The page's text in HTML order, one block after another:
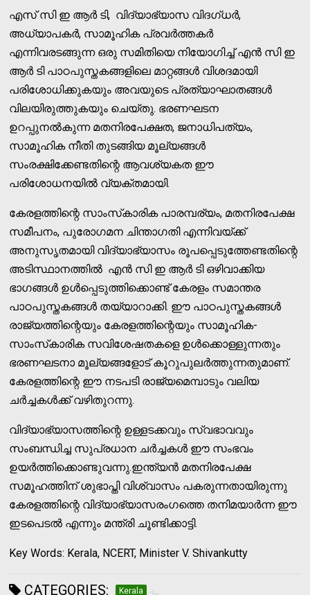
എസ് സി ഇ ആര്‍ ടി, വിദ്യാഭ്യാസ വിദഗ്ധര്‍,
അധ്യാപകര്‍, സാമൂഹിക പ്രവര്‍ത്തകര്‍
എന്നിവരടങ്ങുന്ന ഒരു സമിതിയെ നിയോഗിച്ച് എന്‍ സി ഇ
ആര്‍ ടി പാഠപുസ്തകങ്ങളിലെ മാറ്റങ്ങള്‍ വിശദമായി
പരിശോധിക്കുകയും അവയുടെ പ്രത്യാഘാതങ്ങള്‍
വിലയിരുത്തുകയും ചെയ്തു. ഭരണഘടന
ഉറപ്പുനല്‍കുന്ന മതനിരപേക്ഷത, ജനാധിപത്യം,
സാമൂഹിക നീതി തുടങ്ങിയ മൂല്യങ്ങള്‍
സംരക്ഷിക്കേണ്ടതിന്റെ ആവശ്യകത ഈ
പരിശോധനയില്‍ വ്യക്തമായി.
കേരളത്തിന്റെ സാംസ്‌കാരിക പാരമ്പര്യം, മതനിരപേക്ഷ
സമീപനം, പുരോഗമന ചിന്താഗതി എന്നിവയ്ക്ക്
അനുസൃതമായി വിദ്യാഭ്യാസം രൂപപ്പെടുത്തേണ്ടതിന്റെ
അടിസ്ഥാനത്തില്‍ എന്‍ സി ഇ ആര്‍ ടി ഒഴിവാക്കിയ
ഭാഗങ്ങള്‍ ഉള്‍പ്പെടുത്തിക്കൊണ്ട് കേരളം സമാന്തര
പാഠപുസ്തകങ്ങള്‍ തയ്യാറാക്കി. ഈ പാഠപുസ്തകങ്ങള്‍
രാജ്യത്തിന്റെയും കേരളത്തിന്റെയും സാമൂഹിക-
സാംസ്‌കാരിക സവിശേഷതകളെ ഉള്‍ക്കൊള്ളുന്നതും
ഭരണഘടനാ മൂല്യങ്ങളോട് കൂറുപുലര്‍ത്തുന്നതുമാണ്.
കേരളത്തിന്റെ ഈ നടപടി രാജ്യമെമ്പാടും വലിയ
ചര്‍ച്ചകള്‍ക്ക് വഴിതുറന്നു.
വിദ്യാഭ്യാസത്തിന്റെ ഉള്ളടക്കവും സ്വഭാവവും
സംബന്ധിച്ച സുപ്രധാന ചര്‍ച്ചകള്‍ ഈ സംഭവം
ഉയര്‍ത്തിക്കൊണ്ടുവന്നു.ഇന്ത്യന്‍ മതനിരപേക്ഷ
സമൂഹത്തിന് ശുഭാപ്തി വിശ്വാസം പകരുന്നതായിരുന്നു
കേരളത്തിന്റെ വിദ്യാഭ്യാസരംഗത്തെ തനിമയാര്‍ന്ന ഈ
ഇടപെടല്‍ എന്നും മന്ത്രി ചൂണ്ടിക്കാട്ടി.
Key Words: Kerala, NCERT, Minister V. Shivankutty
CATEGORIES: Kerala